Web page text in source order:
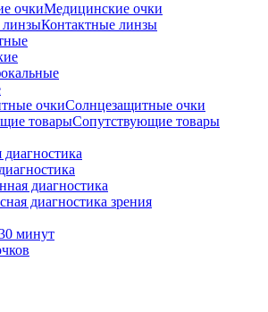
Медицинские очки
Контактные линзы
Солнцезащитные очки
Сопутствующие товары
диагностика
диагностика
диагностика зрения
минут